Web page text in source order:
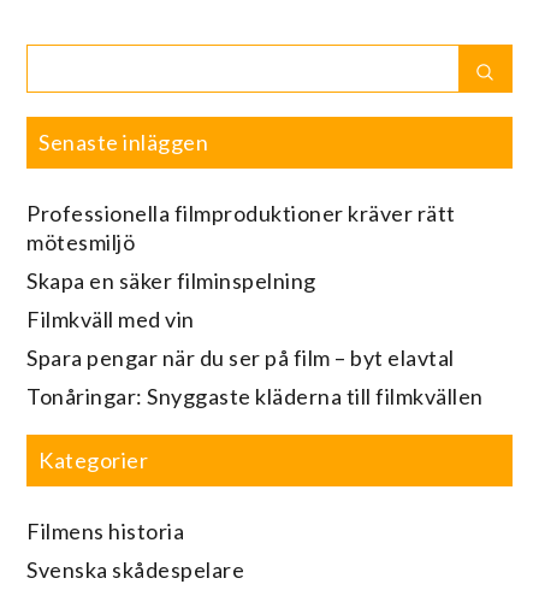
for:
Senaste inläggen
Professionella filmproduktioner kräver rätt
mötesmiljö
Skapa en säker filminspelning
Filmkväll med vin
Spara pengar när du ser på film – byt elavtal
Tonåringar: Snyggaste kläderna till filmkvällen
Kategorier
Filmens historia
Svenska skådespelare